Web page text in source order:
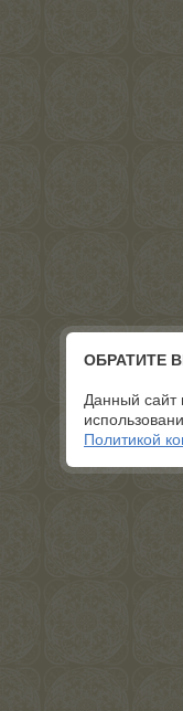
ОБРАТИТЕ
Данный сайт
Политикой